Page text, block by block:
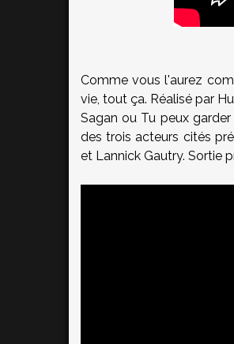
Comme vous l'aurez
vie, tout ça. Réalisé par
Sagan ou Tu peux garder
des trois acteurs cités
et Lannick Gautry. Sortie